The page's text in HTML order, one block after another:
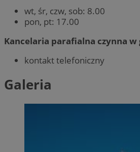
wt, śr, czw, sob: 8.00
pon, pt: 17.00
Kancelaria parafialna czynna w
kontakt telefoniczny
Galeria